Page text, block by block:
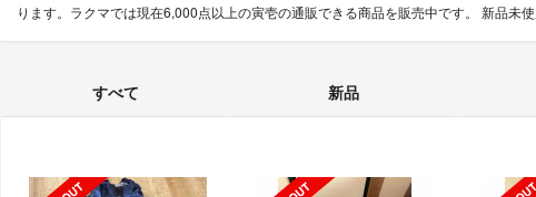
ります。ラクマでは現在6,000点以上の寅壱の通販できる商品を販売中です。 新品未
すべて 新品